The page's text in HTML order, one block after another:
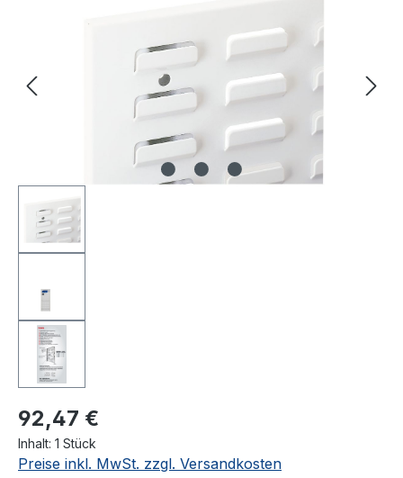
92,47 €
Inhalt: 1 Stück
Preise inkl. MwSt. zzgl. Versandkosten